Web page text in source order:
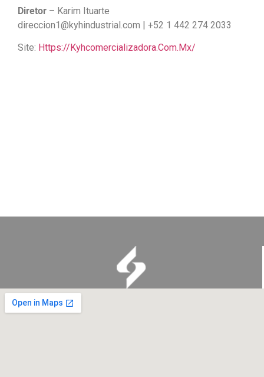
Diretor – Karim Ituarte
direccion1@kyhindustrial.com | +52 1 442 274 2033
Site: Https://kyhcomercializadora.com.mx/